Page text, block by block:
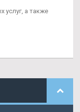
услуг, а также